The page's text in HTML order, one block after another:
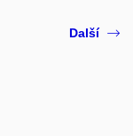
Další